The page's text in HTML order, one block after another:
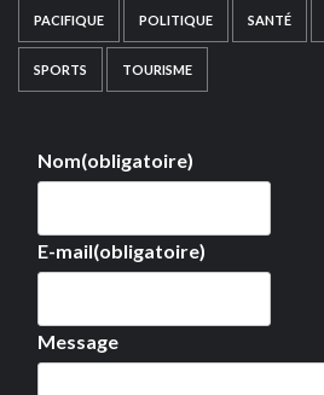
PACIFIQUE POLITIQUE SANTÉ
SPORTS TOURISME
Nom(obligatoire)
E-mail(obligatoire)
Message